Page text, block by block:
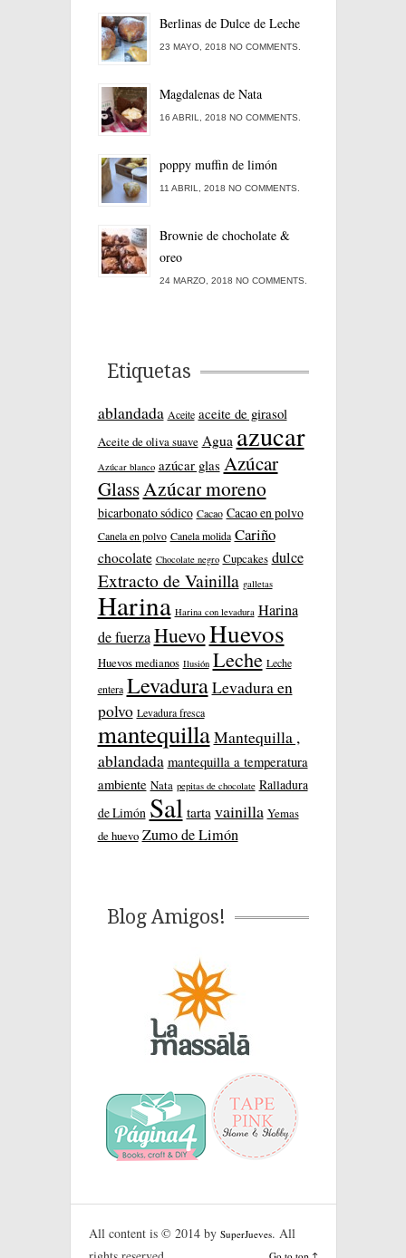
Berlinas de Dulce de Leche
23 MAYO, 2018 NO COMMENTS.
Magdalenas de Nata
16 ABRIL, 2018 NO COMMENTS.
poppy muffin de limón
11 ABRIL, 2018 NO COMMENTS.
Brownie de chocholate &
oreo
24 MARZO, 2018 NO COMMENTS.
Etiquetas
ablandada Aceite aceite de girasol
Aceite de oliva suave Agua azucar
Azúcar blanco azúcar glas Azúcar
GlassAzúcar moreno
bicarbonato sódico Cacao Cacao en polvo
Canela en polvo Canela molida Cariño
chocolate Chocolate negro Cupcakes dulce
Extracto de Vainilla galletas
Harina Harina con levadura Harina
de fuerza HuevoHuevos
Huevos medianos Ilusión Leche Leche
entera LevaduraLevadura en
polvo Levadura fresca
mantequillaMantequilla ,
ablandada mantequilla a temperatura
ambiente Nata pepitas de chocolate Ralladura
de Limón Sal tarta vainilla Yemas
de huevo Zumo de Limón
Blog Amigos!
All content is © 2014 by SuperJueves. All